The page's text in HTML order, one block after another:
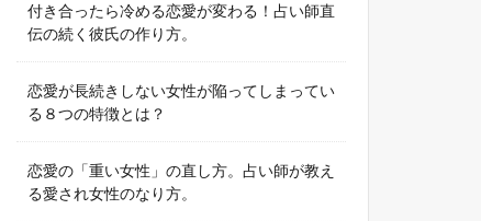
付き合ったら冷める恋愛が変わる！占い師直
伝の続く彼氏の作り方。
恋愛が長続きしない女性が陥ってしまってい
る８つの特徴とは？
恋愛の「重い女性」の直し方。占い師が教え
る愛され女性のなり方。